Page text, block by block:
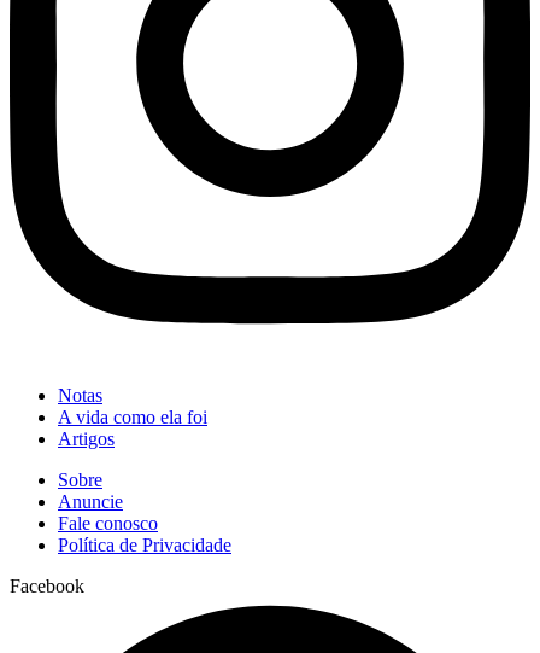
Notas
A vida como ela foi
Artigos
Sobre
Anuncie
Fale conosco
Política de Privacidade
Facebook